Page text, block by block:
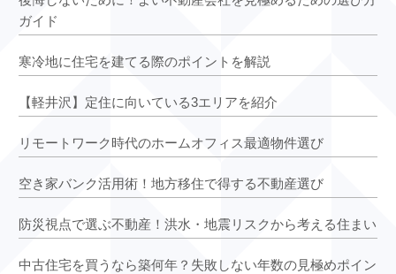
ガイド
寒冷地に住宅を建てる際のポイントを解説
【軽井沢】定住に向いている3エリアを紹介
リモートワーク時代のホームオフィス最適物件選び
空き家バンク活用術！地方移住で得する不動産選び
防災視点で選ぶ不動産！洪水・地震リスクから考える住まい
中古住宅を買うなら築何年？失敗しない年数の見極めポイン